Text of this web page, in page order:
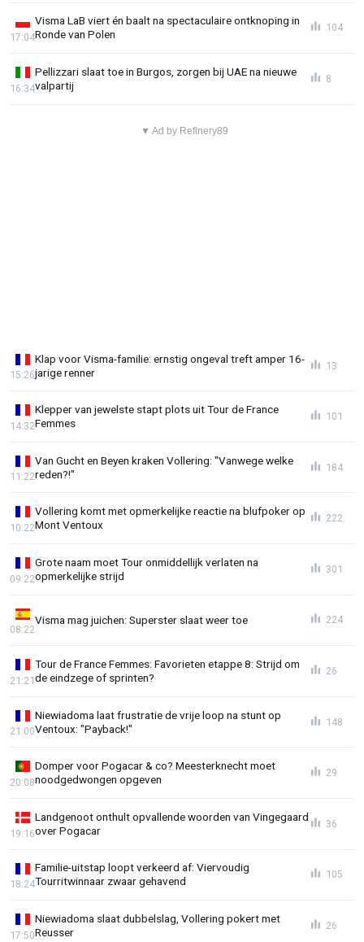
Visma LaB viert én baalt na spectaculaire ontknoping in
Ronde van Polen
17:04
104
Pellizzari slaat toe in Burgos, zorgen bij UAE na nieuwe
valpartij
16:34
8
▼ Ad by Refinery89
Klap voor Visma-familie: ernstig ongeval treft amper 16-
jarige renner
15:26
13
Klepper van jewelste stapt plots uit Tour de France
Femmes
14:32
101
Van Gucht en Beyen kraken Vollering: "Vanwege welke
reden?!"
11:22
184
Vollering komt met opmerkelijke reactie na blufpoker op
Mont Ventoux
10:22
222
Grote naam moet Tour onmiddellijk verlaten na
opmerkelijke strijd
09:22
301
Visma mag juichen: Superster slaat weer toe
08:22
224
Tour de France Femmes: Favorieten etappe 8: Strijd om
de eindzege of sprinten?
21:21
26
Niewiadoma laat frustratie de vrije loop na stunt op
Ventoux: "Payback!"
21:00
148
Domper voor Pogacar & co? Meesterknecht moet
noodgedwongen opgeven
20:08
29
Landgenoot onthult opvallende woorden van Vingegaard
over Pogacar
19:16
36
Familie-uitstap loopt verkeerd af: Viervoudig
Tourritwinnaar zwaar gehavend
18:24
105
Niewiadoma slaat dubbelslag, Vollering pokert met
Reusser
17:50
26